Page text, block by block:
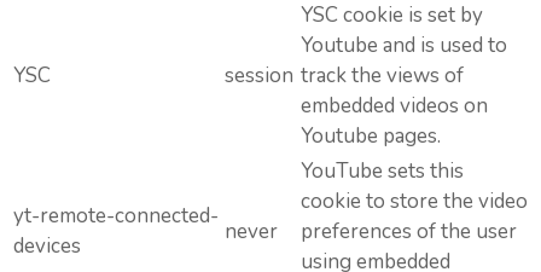
YSC session
YSC cookie is set by
Youtube and is used to
track the views of
embedded videos on
Youtube pages.
yt-remote-connected-
devices
never
YouTube sets this
cookie to store the video
preferences of the user
using embedded